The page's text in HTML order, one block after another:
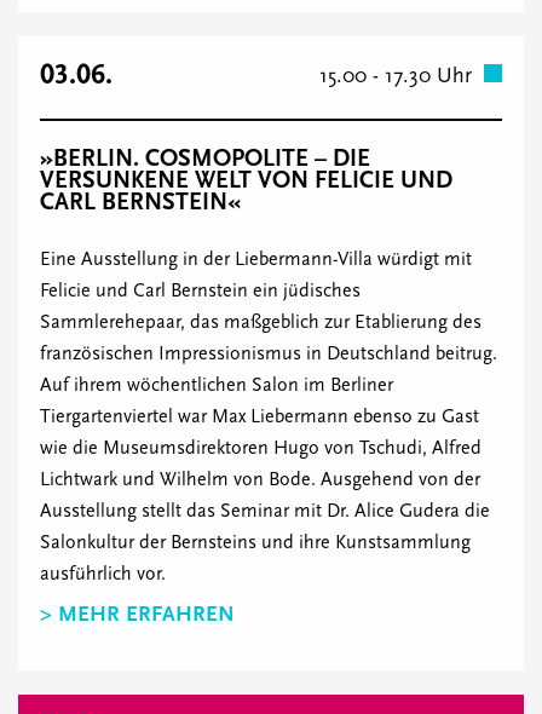
03.06. 15.00 - 17.30 Uhr
»BERLIN. COSMOPOLITE – DIE
VERSUNKENE WELT VON FELICIE UND
CARL BERNSTEIN«
Eine Ausstellung in der Liebermann-Villa würdigt mit
Felicie und Carl Bernstein ein jüdisches
Sammlerehepaar, das maßgeblich zur Etablierung des
französischen Impressionismus in Deutschland beitrug.
Auf ihrem wöchentlichen Salon im Berliner
Tiergartenviertel war Max Liebermann ebenso zu Gast
wie die Museumsdirektoren Hugo von Tschudi, Alfred
Lichtwark und Wilhelm von Bode. Ausgehend von der
Ausstellung stellt das Seminar mit Dr. Alice Gudera die
Salonkultur der Bernsteins und ihre Kunstsammlung
ausführlich vor.
> MEHR ERFAHREN